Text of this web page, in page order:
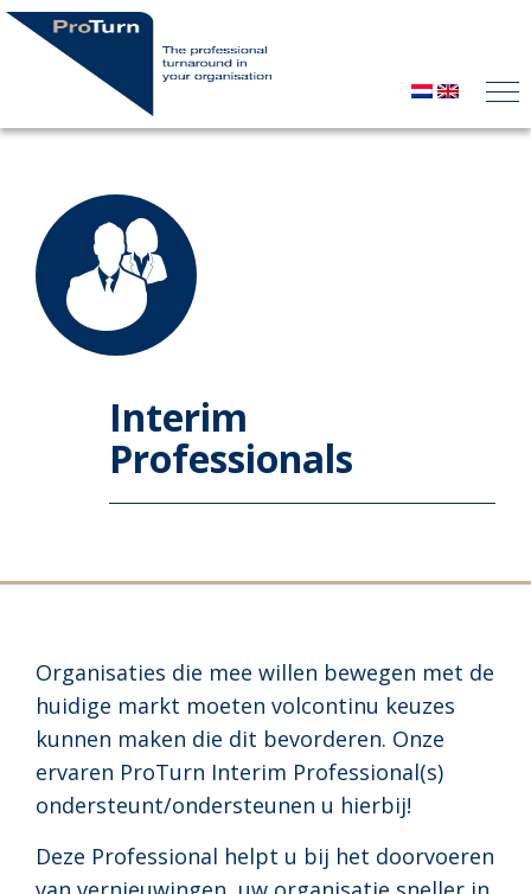
Interim
Professionals
Organisaties die mee willen bewegen met de
huidige markt moeten volcontinu keuzes
kunnen maken die dit bevorderen. Onze
ervaren ProTurn Interim Professional(s)
ondersteunt/ondersteunen u hierbij!
Deze Professional helpt u bij het doorvoeren